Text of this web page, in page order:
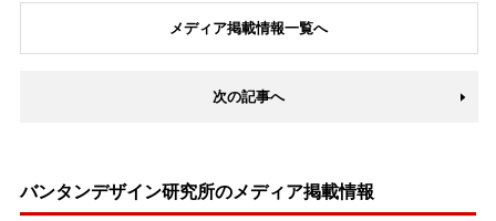
メディア掲載情報一覧へ
次の記事へ
バンタンデザイン研究所のメディア掲載情報